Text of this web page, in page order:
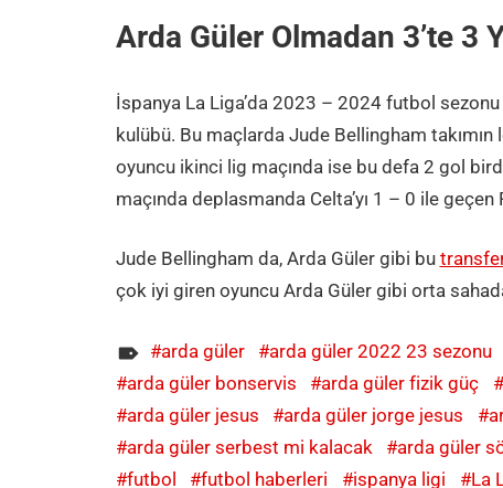
Arda Güler Olmadan 3’te 3
İspanya La Liga’da 2023 – 2024 futbol
kulübü. Bu maçlarda Jude Bellingham
oyuncu ikinci lig maçında ise bu defa 2 gol
maçında deplasmanda Celta’yı 1 – 0 ile
Jude Bellingham da, Arda Güler gibi bu
çok iyi giren oyuncu Arda Güler gibi orta
arda güler arda güler 2022 23 sezonu
arda güler bonservis
arda güler fizik güç
arda güler jesus
arda güler jorge jesus
arda güler serbest mi kalacak
arda güler
futbol
futbol haberleri ispanya ligi La